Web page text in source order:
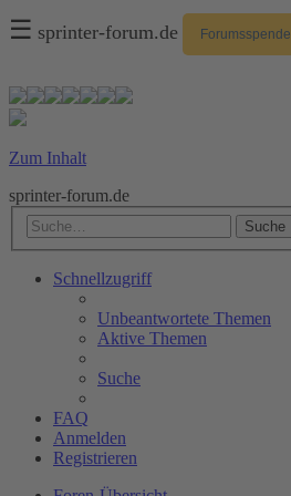
☰ sprinter-forum.de Forumsspende
Zum Inhalt
sprinter-forum.de
Suche
Schnellzugriff
Unbeantwortete Themen
Aktive Themen
Suche
FAQ
Anmelden
Registrieren